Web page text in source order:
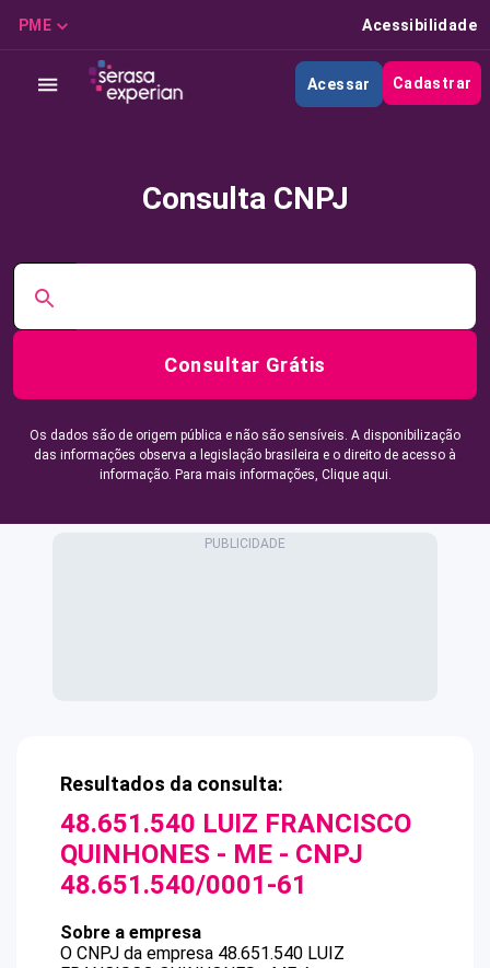
PME Acessibilidade
Acessar Cadastrar
Consulta CNPJ
Consultar Grátis
Os dados são de origem pública e não são sensíveis. A disponibilização
das informações observa a legislação brasileira e o direito de acesso à
informação. Para mais informações, Clique aqui.
Resultados da consulta:
48.651.540 LUIZ FRANCISCO
QUINHONES - ME - CNPJ
48.651.540/0001-61
Sobre a empresa
O CNPJ da empresa 48.651.540 LUIZ